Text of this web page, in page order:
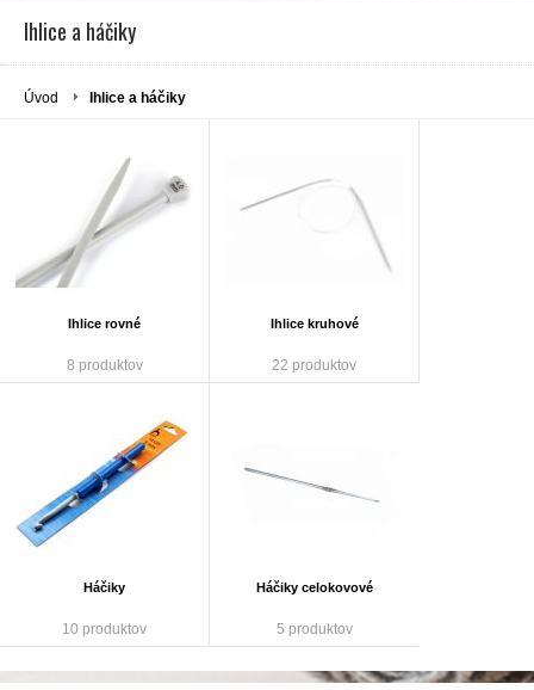
Ihlice a háčiky
Úvod Ihlice a háčiky
Ihlice rovné
8 produktov
Ihlice kruhové
22 produktov
Háčiky
10 produktov
Háčiky celokovové
5 produktov